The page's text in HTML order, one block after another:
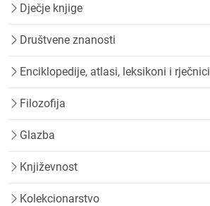
Dječje knjige
Društvene znanosti
Enciklopedije, atlasi, leksikoni i rječnici
Filozofija
Glazba
Književnost
Kolekcionarstvo